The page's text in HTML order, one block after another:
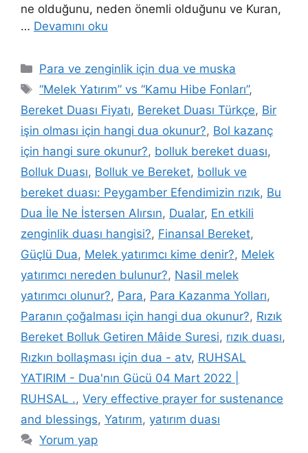
ne olduğunu, neden önemli olduğunu ve Kuran,
… Devamını oku
Para ve zenginlik için dua ve muska
“Melek Yatırım” vs “Kamu Hibe Fonları”,
Bereket Duası Fiyatı, Bereket Duası Türkçe, Bir
işin olması için hangi dua okunur?, Bol kazanç
için hangi sure okunur?, bolluk bereket duası,
Bolluk Duası, Bolluk ve Bereket, bolluk ve
bereket duası: Peygamber Efendimizin rızık, Bu
Dua İle Ne İstersen Alırsın, Dualar, En etkili
zenginlik duası hangisi?, Finansal Bereket,
Güçlü Dua, Melek yatırımcı kime denir?, Melek
yatırımcı nereden bulunur?, Nasil melek
yatırımcı olunur?, Para, Para Kazanma Yolları,
Paranın çoğalması için hangi dua okunur?, Rızık
Bereket Bolluk Getiren Mâide Suresi, rızık duası,
Rızkın bollaşması için dua - atv, RUHSAL
YATIRIM - Dua'nın Gücü 04 Mart 2022 |
RUHSAL ., Very effective prayer for sustenance
and blessings, Yatırım, yatırım duası
Yorum yap